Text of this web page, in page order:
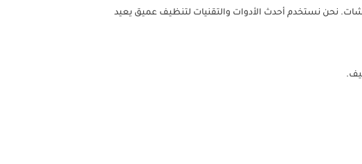
نحن نستخدم أحدث الأدوات والتقنيات لتنظيف عميق يعيد